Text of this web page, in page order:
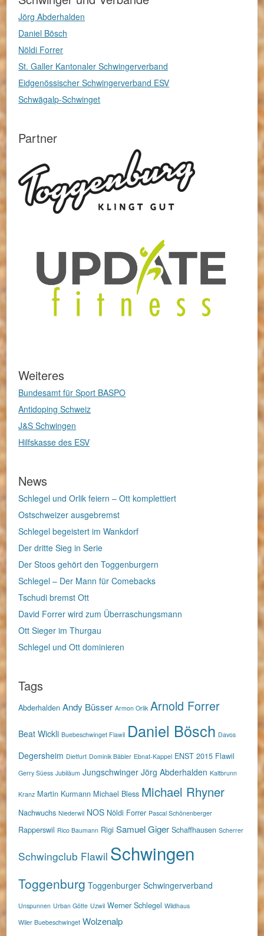
Jörg Abderhalden
Daniel Bösch
Nöldi Forrer
St. Galler Kantonaler Schwingerverband
Eidgenössischer Schwingerverband ESV
Schwägalp-Schwinget
Partner
Weiteres
Bundesamt für Sport BASPO
Antidoping Schweiz
J&S Schwingen
Hilfskasse des ESV
News
Schlegel und Orlik feiern – Ott komplettiert
Ostschweizer ausgebremst
Schlegel begeistert im Wankdorf
Der dritte Sieg in Serie
Der Stoos gehört den Toggenburgern
Schlegel – Der Mann für Comebacks
Tschudi bremst Ott
David Forrer wird zum Überraschungsmann
Ott Sieger im Thurgau
Schlegel und Ott dominieren
Tags
Abderhalden Andy Büsser Armon Orlik Arnold Forrer
Beat Wickli Buebeschwinget Flawil Daniel Bösch Davos
Degersheim Dietfurt Dominik Bäbler Ebnat-Kappel ENST 2015 Flawil
Gerry Süess Jubiläum Jungschwinger Jörg Abderhalden Kaltbrunn
Kranz Martin Kurmann Michael Bless Michael Rhyner
Nachwuchs Niederwil NOS Nöldi Forrer Pascal Schönenberger
Rapperswil Rico Baumann Rigi Samuel Giger Schaffhausen Scherrer
Schwingclub Flawil Schwingen
Toggenburg Toggenburger Schwingerverband
Unspunnen Urban Götte Uzwil Werner Schlegel Wildhaus
Wiler Buebeschwinget Wolzenalp